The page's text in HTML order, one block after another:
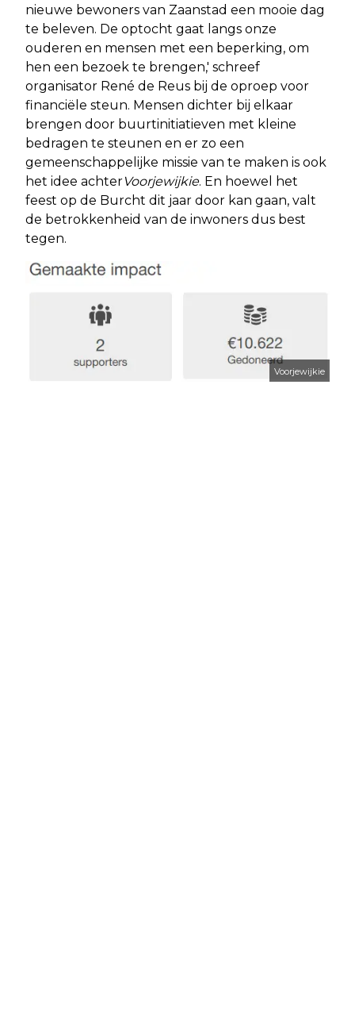
nieuwe bewoners van Zaanstad een mooie dag
te beleven. De optocht gaat langs onze
ouderen en mensen met een beperking, om
hen een bezoek te brengen,' schreef
organisator René de Reus bij de oproep voor
financiële steun. Mensen dichter bij elkaar
brengen door buurtinitiatieven met kleine
bedragen te steunen en er zo een
gemeenschappelijke missie van te maken is ook
het idee achterVoorjewijkie. En hoewel het
feest op de Burcht dit jaar door kan gaan, valt
de betrokkenheid van de inwoners dus best
tegen.
Voorjewijkie